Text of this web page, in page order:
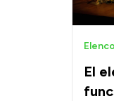
El